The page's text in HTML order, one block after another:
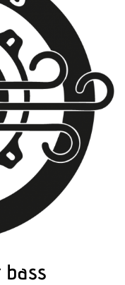
bass